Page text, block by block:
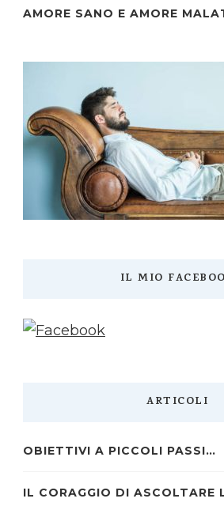
AMORE SANO E AMORE
IL MIO
ARTICOLI
OBIETTIVI A PICCOLI PASSI…
IL CORAGGIO DI ASCOLTARE